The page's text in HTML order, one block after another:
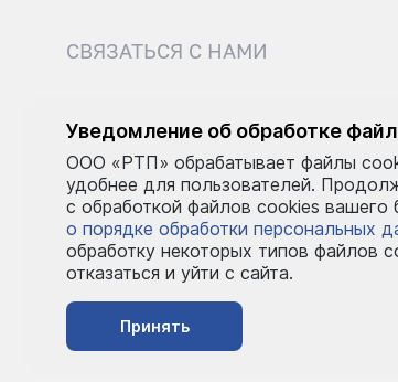
СВЯЗАТЬСЯ С НАМИ
Пн–Пт: 9:00–18:00
Уведомление об обработке
ООО «РТП» обрабатывает файлы
удобнее для пользователей.
с обработкой файлов cookies вашего
о порядке обработки персональных
обработку некоторых типов файлов
отказаться и уйти с сайта.
Принять